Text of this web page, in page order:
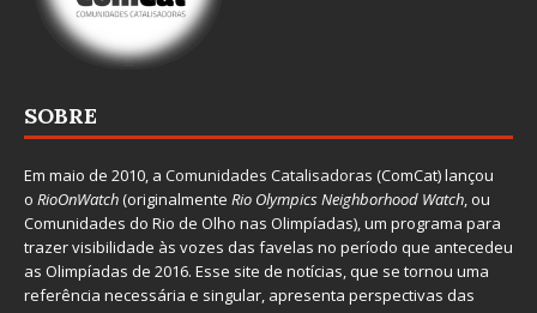
SOBRE
Em maio de 2010, a Comunidades Catalisadoras (ComCat) lançou
o RioOnWatch(originalmente Rio Olympics Neighborhood Watch, ou
Comunidades do Rio de Olho nas Olimpíadas), um programa para
trazer visibilidade às vozes das favelas no período que antecedeu
as Olimpíadas de 2016. Esse site de notícias, que se tornou uma
referência necessária e singular, apresenta perspectivas das